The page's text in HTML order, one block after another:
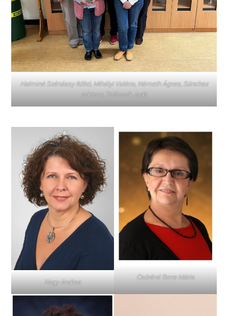
Halminé Szénássy Ildikó, Mihályi Valéria, Németh Ágnes, Sánchez
Adrienn, Talárcsik Judit
Nagy Andrea
Csóréné Bene Mária